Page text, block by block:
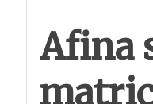
Afina